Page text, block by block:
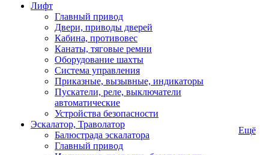
Лифт
Главный привод
Двери, приводы дверей
Кабина, противовес
Канаты, тяговые ремни
Оборудование шахты
Система управления
Приказные, вызывные, индикаторы
Пускатели, реле, выключатели
автоматические
Устройства безопасности
Эскалатор, Траволатор
Балюстрада эскалатора
Главный привод
Ещё